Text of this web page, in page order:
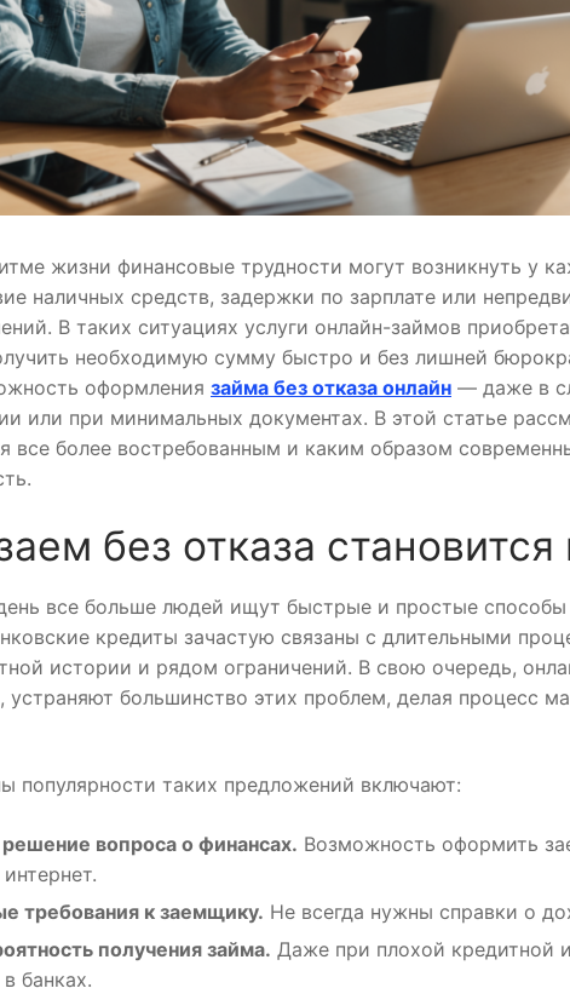
жизни финансовые трудности могут возникнуть у
наличных средств, задержки по зарплате или
В таких ситуациях услуги онлайн-займов
необходимую сумму быстро и без лишней
оформления займа без отказа онлайн — даже в
или при минимальных документах. В этой статье
все более востребованным и каким образом
без отказа
все больше людей ищут быстрые и простые
кредиты зачастую связаны с длительными
истории и рядом ограничений. В свою очередь,
устраняют большинство этих проблем, делая процесс
популярности таких предложений включают:
вопроса о финансах. Возможность оформить
требования к заемщику. Не всегда нужны справки о
получения займа. Даже при плохой кредитной
банках.